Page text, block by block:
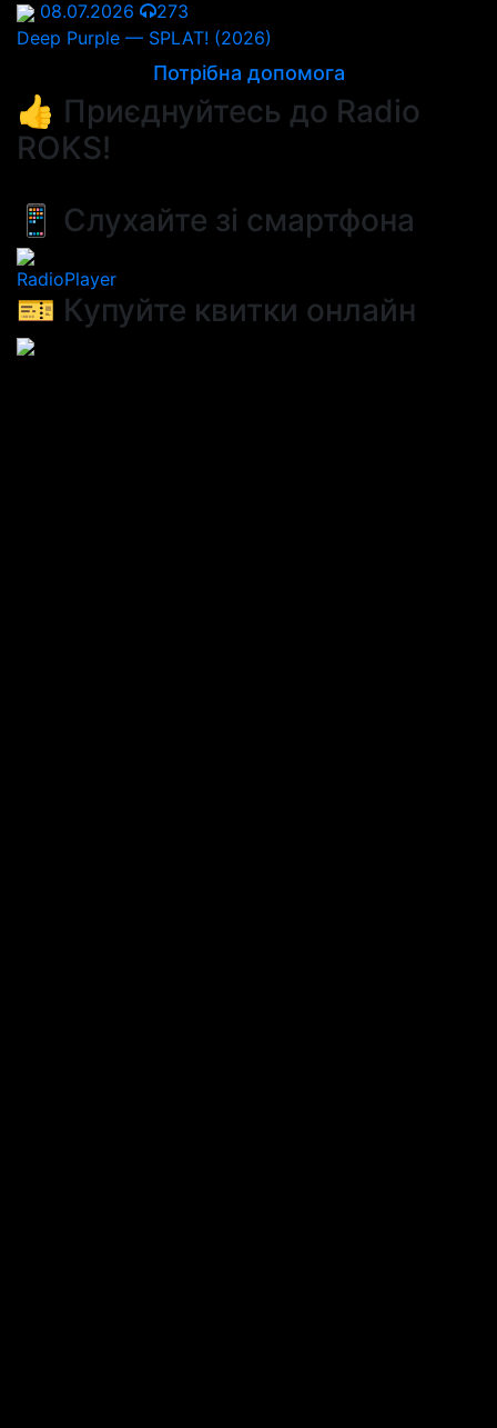
08.07.2026
273
Deep Purple — SPLAT! (2026)
Потрібна допомога
👍 Приєднуйтесь до Radio
ROKS!
📱 Слухайте зі смартфона
RadioPlayer
🎫 Купуйте квитки онлайн